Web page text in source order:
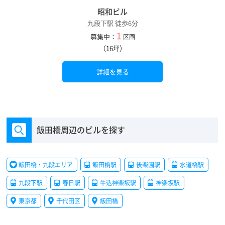
昭和ビル
九段下駅 徒歩6分
募集中： 1 区画
（16坪）
詳細を見る
飯田橋周辺のビルを探す
飯田橋・九段エリア 飯田橋駅 後楽園駅 水道橋駅
九段下駅 春日駅 牛込神楽坂駅 神楽坂駅
東京都 千代田区 飯田橋